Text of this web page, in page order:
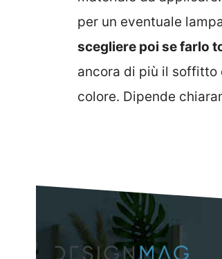
per un eventuale
scegliere poi se farlo
ancora di più il soffitto
colore. Dipende